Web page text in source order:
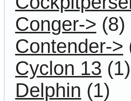
Conger-> (8)
Contender->
Cyclon 13 (1)
Delphin (1)